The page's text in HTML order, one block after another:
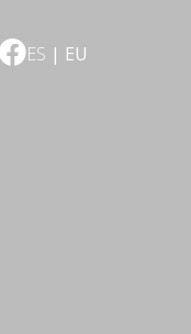
ES EU